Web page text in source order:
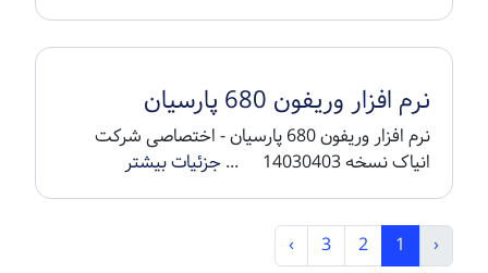
نرم افزار وریفون 680 پارسیان
نرم افزار وریفون 680 پارسیان - اختصاصی شرکت
انیاک نسخه 14030403 ...
جزئیات بیشتر
‹
1
2
3
›